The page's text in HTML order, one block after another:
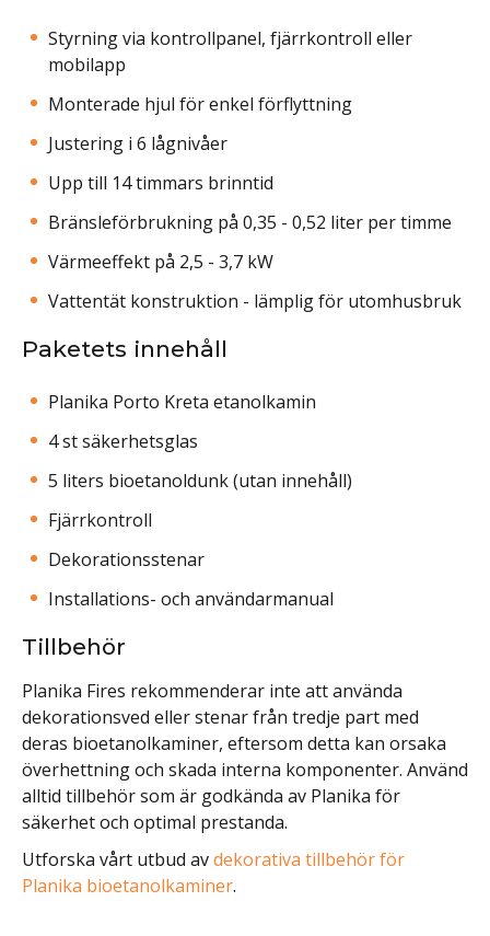
Styrning via kontrollpanel, fjärrkontroll eller
mobilapp
Monterade hjul för enkel förflyttning
Justering i 6 lågnivåer
Upp till 14 timmars brinntid
Bränsleförbrukning på 0,35 - 0,52 liter per timme
Värmeeffekt på 2,5 - 3,7 kW
Vattentät konstruktion - lämplig för utomhusbruk
Paketets innehåll
Planika Porto Kreta etanolkamin
4 st säkerhetsglas
5 liters bioetanoldunk (utan innehåll)
Fjärrkontroll
Dekorationsstenar
Installations- och användarmanual
Tillbehör
Planika Fires rekommenderar inte att använda
dekorationsved eller stenar från tredje part med
deras bioetanolkaminer, eftersom detta kan orsaka
överhettning och skada interna komponenter. Använd
alltid tillbehör som är godkända av Planika för
säkerhet och optimal prestanda.
Utforska vårt utbud avdekorativa tillbehör för
Planika bioetanolkaminer.